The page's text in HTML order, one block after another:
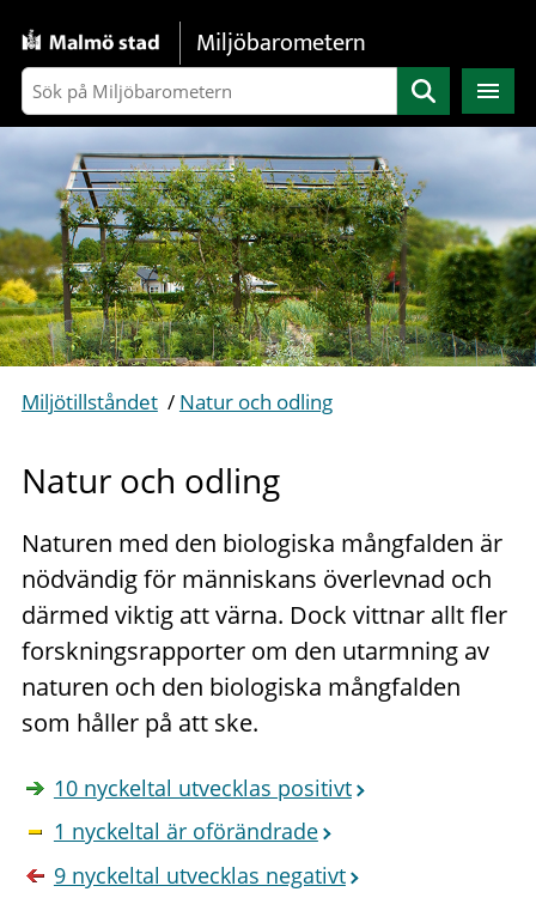
Gå direkt till sidans innehåll
Miljöbarometern
Sök
Miljötillståndet / Natur och odling
Natur och odling
Naturen med den biologiska mångfalden är
nödvändig för människans överlevnad och
därmed viktig att värna. Dock vittnar allt fler
forskningsrapporter om den utarmning av
naturen och den biologiska mångfalden
som håller på att ske.
10 nyckeltal utvecklas positivt
1 nyckeltal är oförändrade
9 nyckeltal utvecklas negativt